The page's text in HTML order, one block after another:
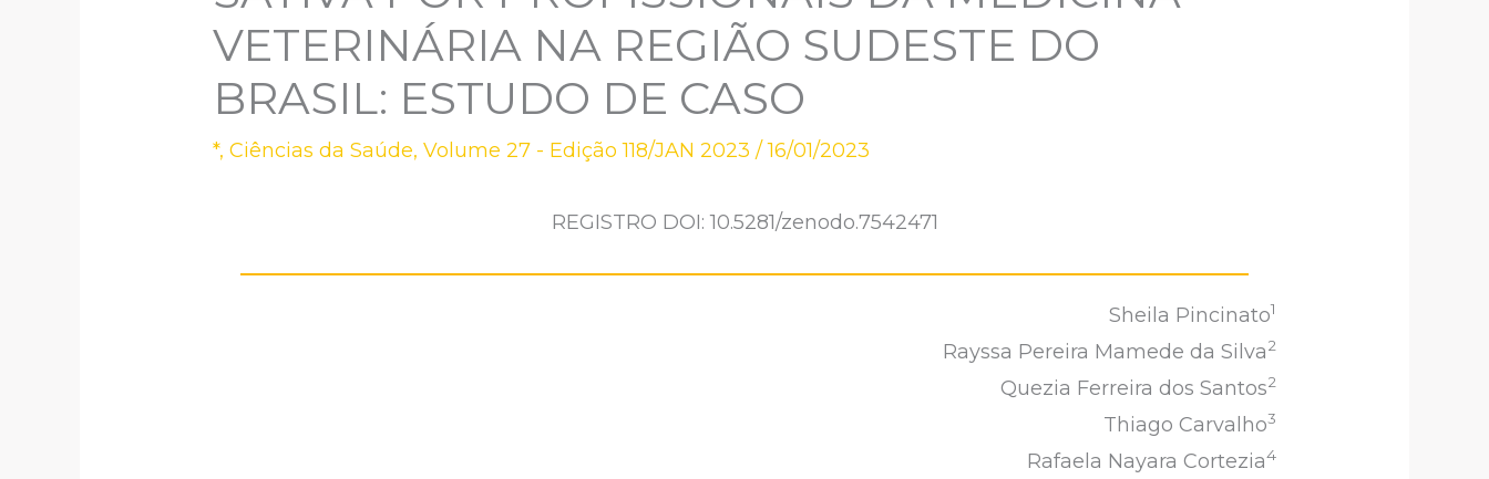
VETERINÁRIA NA REGIÃO SUDESTE DO
BRASIL: ESTUDO DE CASO
*,Ciências da Saúde,Volume 27 - Edição 118/JAN 2023 /16/01/2023
REGISTRO DOI: 10.5281/zenodo.7542471
Sheila Pincinato1
Rayssa Pereira Mamede da Silva2
Quezia Ferreira dos Santos2
Thiago Carvalho3
Rafaela Nayara Cortezia4